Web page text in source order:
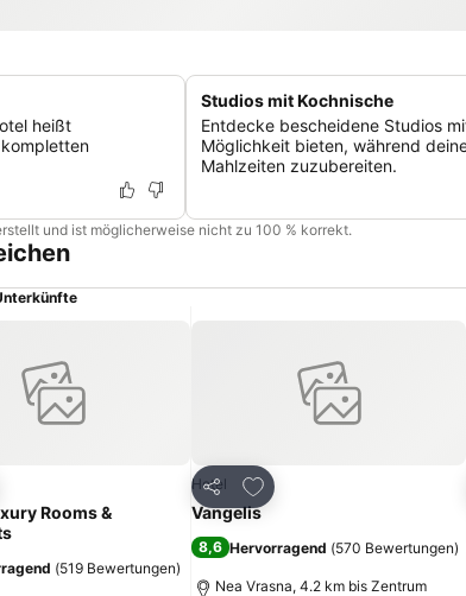
heißt
Studios mit Kochnische
Entdecke bescheidene Studios
Möglichkeit bieten, während
Mahlzeiten zuzubereiten.
und ist möglicherweise nicht zu 100 % korrekt.
hinzufügen
Rooms &
(519 Bewertungen)
Teilen
Zu Favoriten hinzufügen
Hotel
Vangelis
8,6 Hervorragend (570 Bewertungen)
Nea Vrasna, 4.2 km bis Zentrum